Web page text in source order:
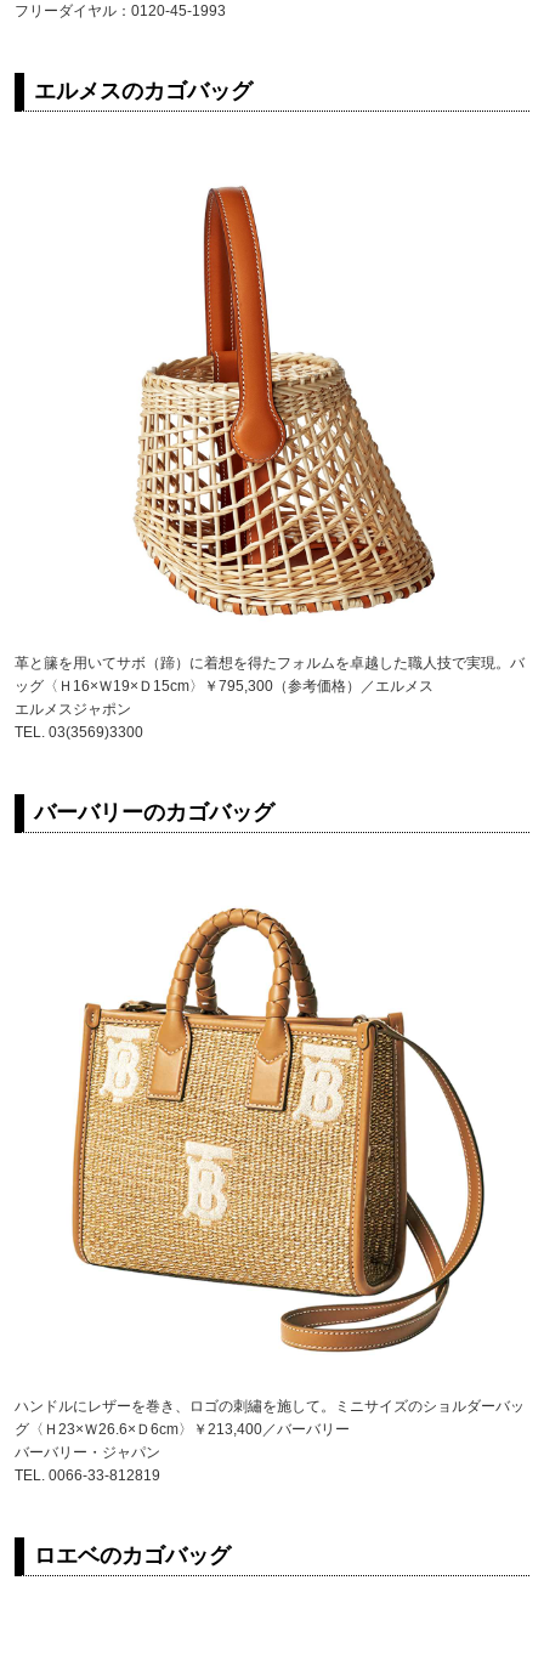
フリーダイヤル：0120-45-1993
エルメスのカゴバッグ
革と籘を用いてサボ（蹄）に着想を得たフォルムを卓越した職人技で実現。バ
ッグ〈Ｈ16×Ｗ19×Ｄ15cm〉￥795,300（参考価格）／エルメス
エルメスジャポン
TEL. 03(3569)3300
バーバリーのカゴバッグ
ハンドルにレザーを巻き、ロゴの刺繡を施して。ミニサイズのショルダーバッ
グ〈Ｈ23×Ｗ26.6×Ｄ6cm〉￥213,400／バーバリー
バーバリー・ジャパン
TEL. 0066-33-812819
ロエベのカゴバッグ